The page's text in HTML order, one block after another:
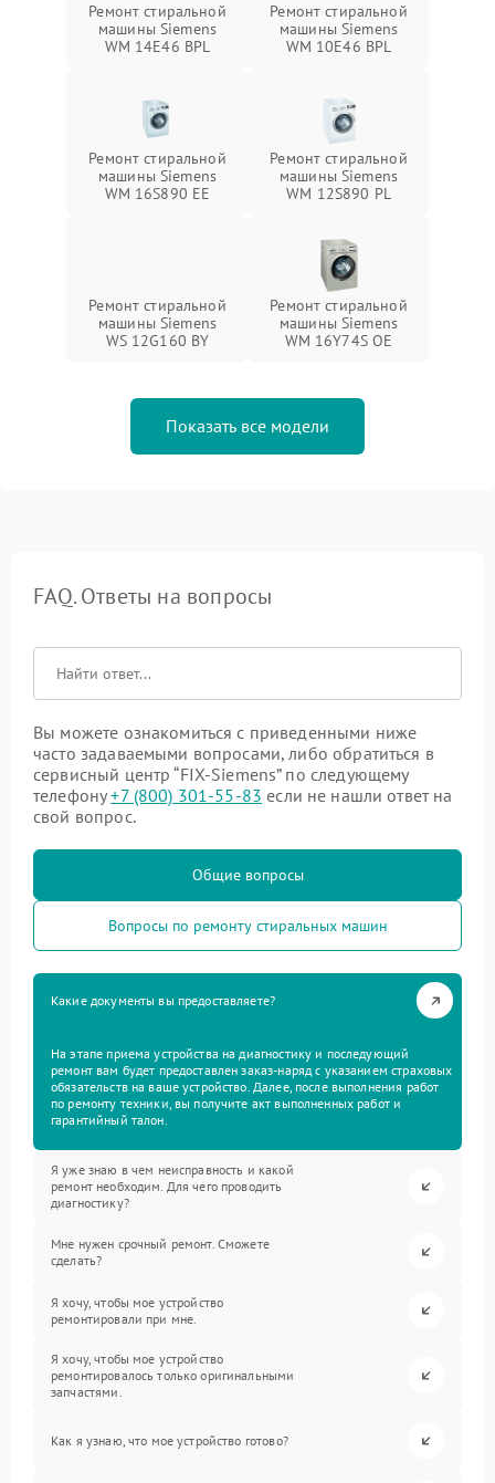
Ремонт стиральной
машины Siemens
WM 14E46 BPL
Ремонт стиральной
машины Siemens
WM 10E46 BPL
Ремонт стиральной
машины Siemens
WM 16S890 EE
Ремонт стиральной
машины Siemens
WM 12S890 PL
Ремонт стиральной
машины Siemens
WS 12G160 BY
Ремонт стиральной
машины Siemens
WM 16Y74S OE
Показать все модели
FAQ. Ответы на вопросы
Вы можете ознакомиться с приведенными ниже
часто задаваемыми вопросами, либо обратиться в
сервисный центр “FIX-Siemens” по следующему
телефону+7 (800) 301-55-83 если не нашли ответ на
свой вопрос.
Общие вопросы
Вопросы по ремонту стиральных машин
Какие документы вы предоставляете?
На этапе приема устройства на диагностику и последующий
ремонт вам будет предоставлен заказ-наряд с указанием страховых
обязательств на ваше устройство. Далее, после выполнения работ
по ремонту техники, вы получите акт выполненных работ и
гарантийный талон.
Я уже знаю в чем неисправность и какой
ремонт необходим. Для чего проводить
диагностику?
Мне нужен срочный ремонт. Сможете
сделать?
Я хочу, чтобы мое устройство
ремонтировали при мне.
Я хочу, чтобы мое устройство
ремонтировалось только оригинальными
запчастями.
Как я узнаю, что мое устройство готово?